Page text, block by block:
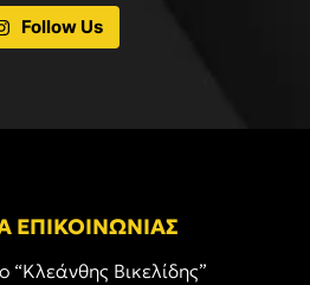
Follow Us
ΕΠΙΚΟΙΝΩΝΙΑΣ
Βικελίδης”